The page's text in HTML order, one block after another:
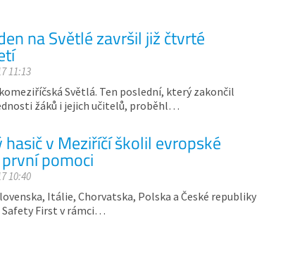
na Světlé završil již čtvrté
11:13
Světlá. Ten poslední, který zakončil
žáků i jejich učitelů, proběhl…
hasič v Meziříčí školil evropské
pomoci
10:40
Itálie, Chorvatska, Polska a České republiky
Safety First v rámci…